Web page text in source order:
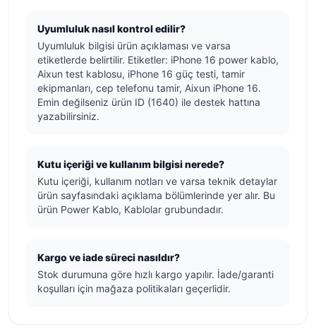
Uyumluluk nasıl kontrol edilir?
Uyumluluk bilgisi ürün açıklaması ve varsa
etiketlerde belirtilir. Etiketler: iPhone 16 power kablo,
Aixun test kablosu, iPhone 16 güç testi, tamir
ekipmanları, cep telefonu tamir, Aixun iPhone 16.
Emin değilseniz ürün ID (1640) ile destek hattına
yazabilirsiniz.
Kutu içeriği ve kullanım bilgisi nerede?
Kutu içeriği, kullanım notları ve varsa teknik detaylar
ürün sayfasındaki açıklama bölümlerinde yer alır. Bu
ürün Power Kablo, Kablolar grubundadır.
Kargo ve iade süreci nasıldır?
Stok durumuna göre hızlı kargo yapılır. İade/garanti
koşulları için mağaza politikaları geçerlidir.